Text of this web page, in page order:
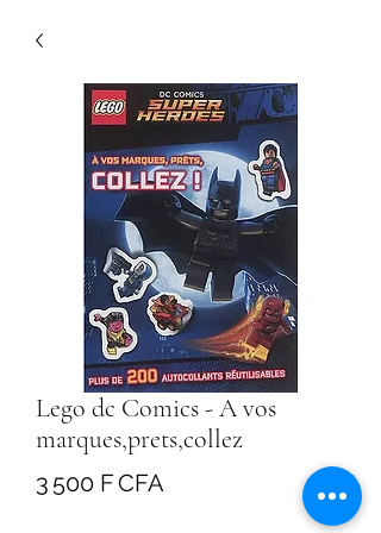
Lego dc Comics - A vos
marques,prets,collez
3 500 F CFA